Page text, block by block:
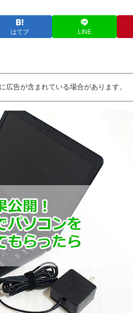
はてブ LINE
広告が含まれている場合があります。